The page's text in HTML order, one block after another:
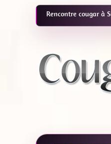
Rencontre cougar à